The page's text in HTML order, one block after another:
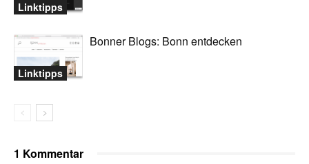
Linktipps
Linktipps
Bonner Blogs: Bonn entdecken
1 Kommentar